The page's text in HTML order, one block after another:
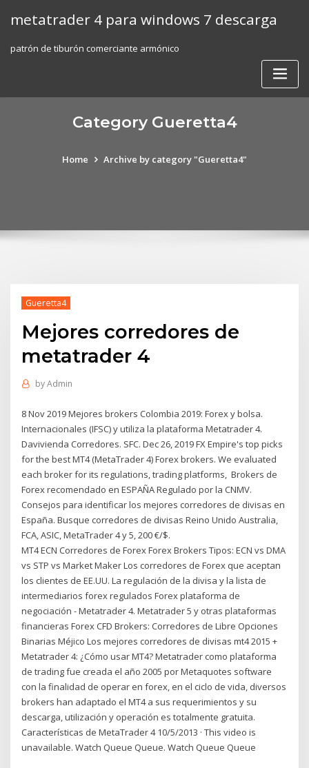
metatrader 4 para windows 7 descarga
patrón de tiburón comerciante armónico
Category Gueretta4
Home Archive by category "Gueretta4"
Gueretta4
Mejores corredores de
metatrader 4
byAdmin
8 Nov 2019 Mejores brokers Colombia 2019: Forex y bolsa.
Internacionales (IFSC) y utiliza la plataforma Metatrader 4.
Davivienda Corredores. SFC. Dec 26, 2019 FX Empire's top picks
for the best MT4 (MetaTrader 4) Forex brokers. We evaluated
each broker for its regulations, trading platforms, Brokers de
Forex recomendado en ESPAÑA Regulado por la CNMV.
Consejos para identificar los mejores corredores de divisas en
España. Busque corredores de divisas Reino Unido Australia,
FCA, ASIC, MetaTrader 4 y 5, 200 €/$.
MT4 ECN Corredores de Forex Forex Brokers Tipos: ECN vs DMA
vs STP vs Market Maker Los corredores de Forex que aceptan
los clientes de EE.UU. La regulación de la divisa y la lista de
intermediarios forex regulados Forex plataforma de
negociación - Metatrader 4. Metatrader 5 y otras plataformas
financieras Forex CFD Brokers: Corredores de Libre Opciones
Binarias Méjico Los mejores corredores de divisas mt4 2015 +
Metatrader 4: ¿Cómo usar MT4? Metatrader como plataforma
de trading fue creada el año 2005 por Metaquotes software
con la finalidad de operar en forex, en el ciclo de vida, diversos
brokers han adaptado el MT4 a sus requerimientos y su
descarga, utilización y operación es totalmente gratuita.
Características de MetaTrader 4 10/5/2013 · This video is
unavailable. Watch Queue Queue. Watch Queue Queue